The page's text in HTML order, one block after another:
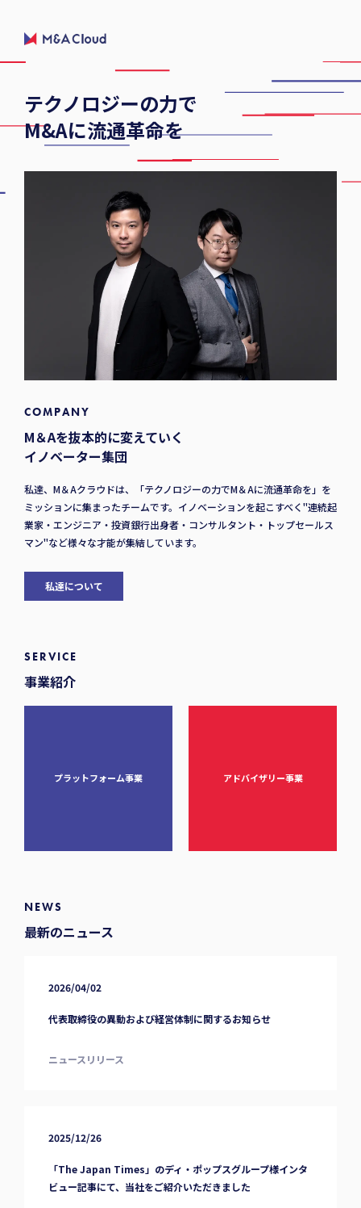
テクノロジーの力で
M&Aに流通革命を
COMPANY
M＆Aを抜本的に変えていく
イノベーター集団
私達、M＆Aクラウドは、「テクノロジーの力でM＆Aに流通革命を」を
ミッションに集まったチームです。イノベーションを起こすべく"連続起
業家・エンジニア・投資銀行出身者・コンサルタント・トップセールス
マン"など様々な才能が集結しています。
私達について
SERVICE
事業紹介
プラットフォーム事業 アドバイザリー事業
NEWS
最新のニュース
2026/04/02
代表取締役の異動および経営体制に関するお知らせ
ニュースリリース
2025/12/26
「The Japan Times」のディ・ポップスグループ様インタ
ビュー記事にて、当社をご紹介いただきました